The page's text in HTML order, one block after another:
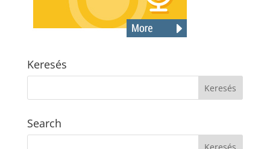
Keresés
Search